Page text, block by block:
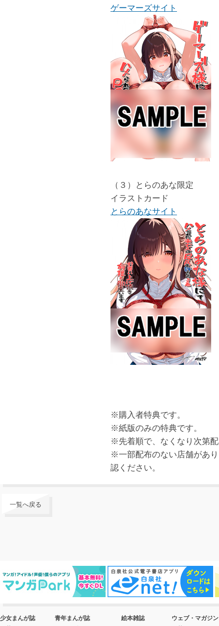
ゲーマーズサイト
（３）とらのあな限定
イラストカード
とらのあなサイト
※購入者特典です。
※紙版のみの特典です。
※先着順で、なくなり次第
※一部配布のない店舗があ
認ください。
一覧へ戻る
少女まんが誌
青年まんが誌
絵本雑誌
ウェブ・マガジン